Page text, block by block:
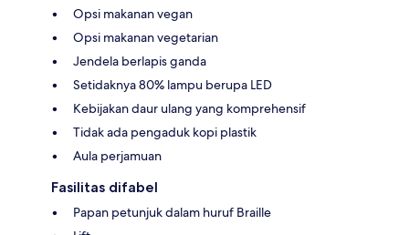
Opsi makanan vegan
Opsi makanan vegetarian
Jendela berlapis ganda
Setidaknya 80% lampu berupa LED
Kebijakan daur ulang yang komprehensif
Tidak ada pengaduk kopi plastik
Aula perjamuan
Fasilitas difabel
Papan petunjuk dalam huruf Braille